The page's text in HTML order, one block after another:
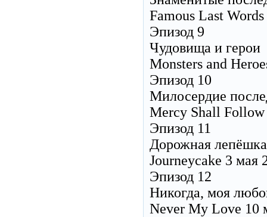
Famous Last
Эпизод 9
Чудовища и герои
Monsters and
Эпизод 10
Милосердие
Mercy Shall Follow
Эпизод 11
Дорожная лепёшка
Journeycake 3 мая
Эпизод 12
Никогда, моя
Never My Love 10